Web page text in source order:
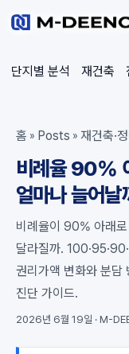
단지별 분석 재건축
홈 » Posts » 재건축·
비례율 90%
얼마나 늘어날
비례율이 90% 아래로
달라질까.
권리가액 변화와 분담
진단 가이드.
2026년 6월 19일 · M-